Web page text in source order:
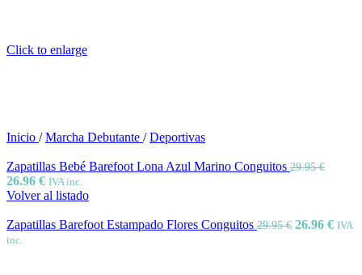
Click to enlarge
Inicio / Marcha Debutante / Deportivas
Zapatillas Bebé Barefoot Lona Azul Marino Conguitos 29.95€
26.96 € IVA inc.
Volver al listado
Zapatillas Barefoot Estampado Flores Conguitos 29.95€ 26.96 € IVA
inc.